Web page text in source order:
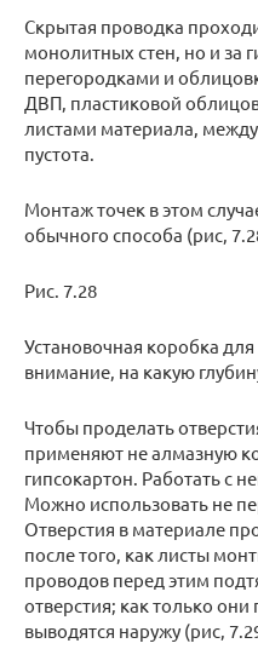
Скрытая проводка
монолитных стен, но и за
перегородками и
ДВП, пластиковой
листами материала,
пустота.
Монтаж точек в этом
обычного способа (рис,
Рис. 7.28
Установочная коробка
внимание, на какую
Чтобы проделать
применяют не алмазную
гипсокартон. Работать с
Можно использовать не
Отверстия в материале
после того, как листы
проводов перед этим
отверстия; как только
выводятся наружу (рис,